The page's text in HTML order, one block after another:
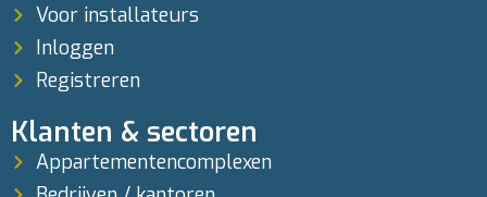
Voor installateurs
Inloggen
Registreren
Klanten & sectoren
Appartementencomplexen